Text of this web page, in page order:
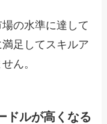
の水準に達して
足してスキルア
ん。
ドルが高くなる